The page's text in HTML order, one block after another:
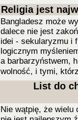
Religia jest
Bangladesz może
dalece nie jest
idei - sekularyzmu i
logicznym
a barbarzyństwem,
wolność, i tymi,
List do
Nie wątpię, że wielu